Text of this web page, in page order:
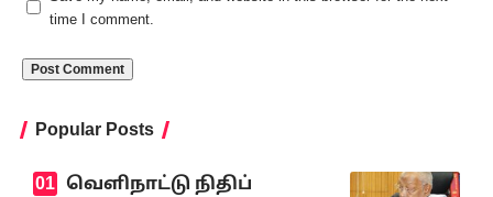
time I comment.
Popular Posts
வெளிநாட்டு நிதிப்